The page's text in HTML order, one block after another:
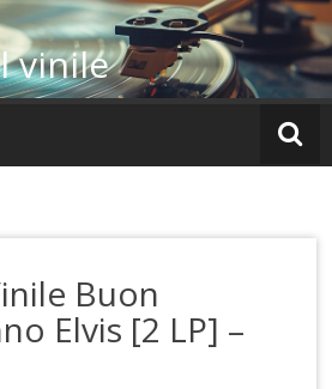
vinile
Buon
Elvis [2 LP] –